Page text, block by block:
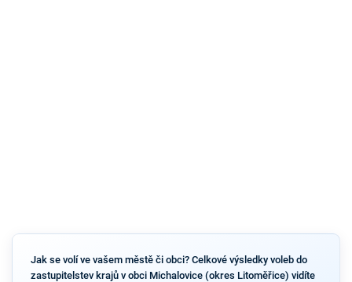
Jak se volí ve vašem městě či obci? Celkové výsledky voleb do
zastupitelstev krajů v obci Michalovice (okres Litoměřice) vidíte